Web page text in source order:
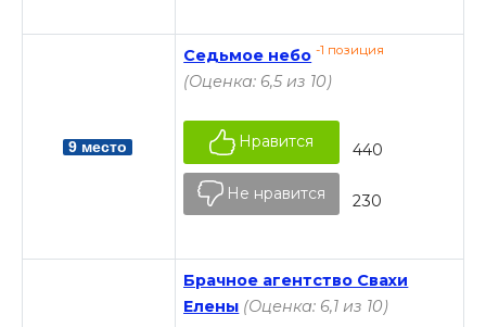
9 место
Седьмое небо -1 позиция
(Оценка: 6,5 из 10)
Нравится 440
Не нравится 230
Брачное агентство Свахи
Елены (Оценка: 6,1 из 10)